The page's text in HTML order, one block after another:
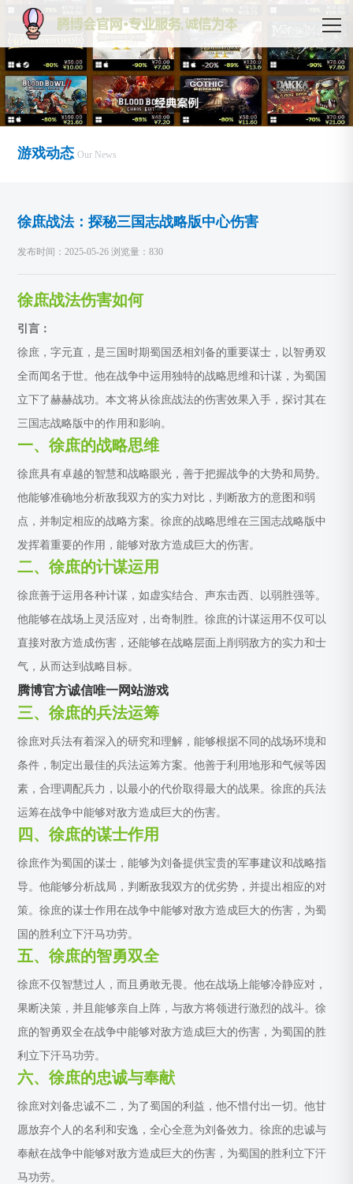
游戏动态 Our News
徐庶战法：探秘三国志战略版中心伤害
发布时间：2025-05-26 浏览量：830
徐庶战法伤害如何
引言：
徐庶，字元直，是三国时期蜀国丞相刘备的重要谋士，以智勇双
全而闻名于世。他在战争中运用独特的战略思维和计谋，为蜀国
立下了赫赫战功。本文将从徐庶战法的伤害效果入手，探讨其在
三国志战略版中的作用和影响。
一、徐庶的战略思维
徐庶具有卓越的智慧和战略眼光，善于把握战争的大势和局势。
他能够准确地分析敌我双方的实力对比，判断敌方的意图和弱
点，并制定相应的战略方案。徐庶的战略思维在三国志战略版中
发挥着重要的作用，能够对敌方造成巨大的伤害。
二、徐庶的计谋运用
徐庶善于运用各种计谋，如虚实结合、声东击西、以弱胜强等。
他能够在战场上灵活应对，出奇制胜。徐庶的计谋运用不仅可以
直接对敌方造成伤害，还能够在战略层面上削弱敌方的实力和士
气，从而达到战略目标。
腾博官方诚信唯一网站游戏
三、徐庶的兵法运筹
徐庶对兵法有着深入的研究和理解，能够根据不同的战场环境和
条件，制定出最佳的兵法运筹方案。他善于利用地形和气候等因
素，合理调配兵力，以最小的代价取得最大的战果。徐庶的兵法
运筹在战争中能够对敌方造成巨大的伤害。
四、徐庶的谋士作用
徐庶作为蜀国的谋士，能够为刘备提供宝贵的军事建议和战略指
导。他能够分析战局，判断敌我双方的优劣势，并提出相应的对
策。徐庶的谋士作用在战争中能够对敌方造成巨大的伤害，为蜀
国的胜利立下汗马功劳。
五、徐庶的智勇双全
徐庶不仅智慧过人，而且勇敢无畏。他在战场上能够冷静应对，
果断决策，并且能够亲自上阵，与敌方将领进行激烈的战斗。徐
庶的智勇双全在战争中能够对敌方造成巨大的伤害，为蜀国的胜
利立下汗马功劳。
六、徐庶的忠诚与奉献
徐庶对刘备忠诚不二，为了蜀国的利益，他不惜付出一切。他甘
愿放弃个人的名利和安逸，全心全意为刘备效力。徐庶的忠诚与
奉献在战争中能够对敌方造成巨大的伤害，为蜀国的胜利立下汗
马功劳。